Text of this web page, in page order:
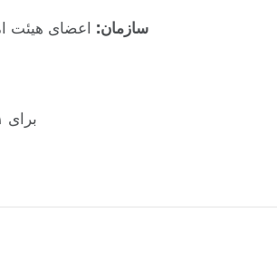
سازمان: اعضای هیئت
۱TP4T249,400 برای ۲۱ ماه